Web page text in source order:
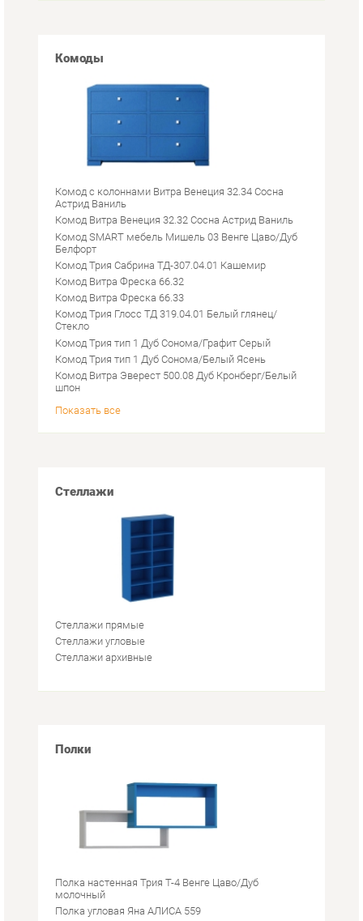
Комод с колоннами Витра Венеция 32.34 Сосна
Астрид Ваниль
Комод SMART мебель Мишель 03 Венге Цаво/Дуб
Белфорт
Комод Трия Сабрина ТД-307.04.01 Кашемир
Комод Витра Фреска 66.32
Комод Витра Фреска 66.33
Комод Трия Глосс ТД 319.04.01 Белый глянец/
Стекло
Комод Трия тип 1 Дуб Сонома/Графит Серый
Комод Трия тип 1 Дуб Сонома/Белый Ясень
Комод Витра Эверест 500.08 Дуб Кронберг/Белый
Показать все
Стеллажи
Стеллажи архивные
Полка настенная Трия Т-4 Венге Цаво/Дуб
молочный
Полка навесная Витра Мегаполис 55.07 Сосна
Астрид
Полка настенная SMART мебель Фьюжн